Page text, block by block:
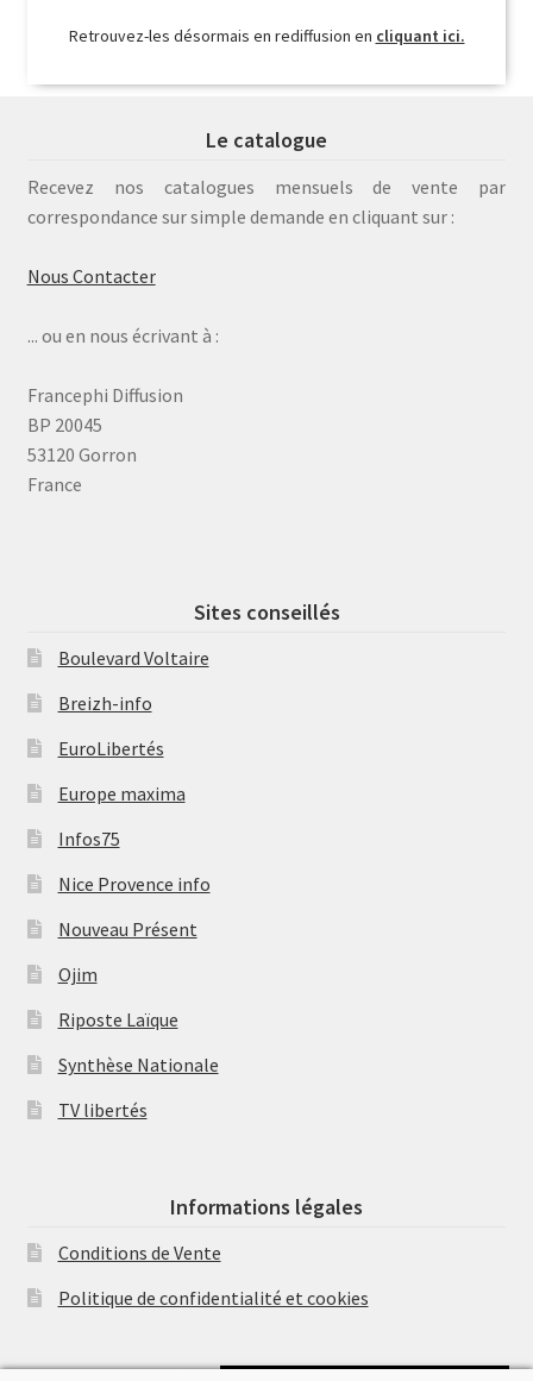
Retrouvez-les désormais en rediffusion en cliquant ici.
Le catalogue
Recevez nos catalogues mensuels de vente par
correspondance sur simple demande en cliquant sur :
Nous Contacter
... ou en nous écrivant à :
Francephi Diffusion
BP 20045
53120 Gorron
France
Sites conseillés
Boulevard Voltaire
Breizh-info
EuroLibertés
Europe maxima
Infos75
Nice Provence info
Nouveau Présent
Ojim
Riposte Laïque
Synthèse Nationale
TV libertés
Informations légales
Conditions de Vente
Politique de confidentialité et cookies